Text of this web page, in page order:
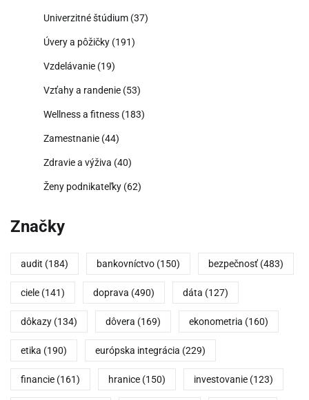
Univerzitné štúdium (37)
Úvery a pôžičky (191)
Vzdelávanie (19)
Vzťahy a randenie (53)
Wellness a fitness (183)
Zamestnanie (44)
Zdravie a výživa (40)
Ženy podnikateľky (62)
Značky
audit (184) bankovníctvo (150) bezpečnosť (483)
ciele (141) doprava (490) dáta (127)
dôkazy (134) dôvera (169) ekonometria (160)
etika (190) európska integrácia (229)
financie (161) hranice (150) investovanie (123)